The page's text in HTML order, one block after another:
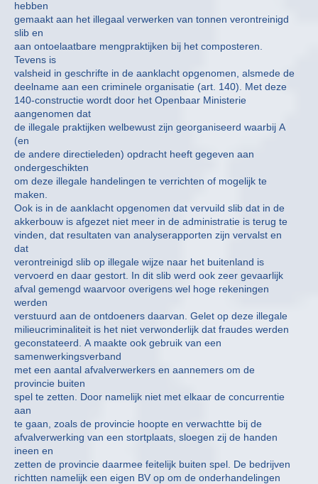
hebben
gemaakt aan het illegaal verwerken van tonnen verontreinigd
slib en
aan ontoelaatbare mengpraktijken bij het composteren.
Tevens is
valsheid in geschrifte in de aanklacht opgenomen, alsmede de
deelname aan een criminele organisatie (art. 140). Met deze
140-constructie wordt door het Openbaar Ministerie
aangenomen dat
de illegale praktijken welbewust zijn georganiseerd waarbij A
(en
de andere directieleden) opdracht heeft gegeven aan
ondergeschikten
om deze illegale handelingen te verrichten of mogelijk te
maken.
Ook is in de aanklacht opgenomen dat vervuild slib dat in de
akkerbouw is afgezet niet meer in de administratie is terug te
vinden, dat resultaten van analyserapporten zijn vervalst en
dat
verontreinigd slib op illegale wijze naar het buitenland is
vervoerd en daar gestort. In dit slib werd ook zeer gevaarlijk
afval gemengd waarvoor overigens wel hoge rekeningen
werden
verstuurd aan de ontdoeners daarvan. Gelet op deze illegale
milieucriminaliteit is het niet verwonderlijk dat fraudes werden
geconstateerd. A maakte ook gebruik van een
samenwerkingsverband
met een aantal afvalverwerkers en aannemers om de
provincie buiten
spel te zetten. Door namelijk niet met elkaar de concurrentie
aan
te gaan, zoals de provincie hoopte en verwachtte bij de
afvalverwerking van een stortplaats, sloegen zij de handen
ineen en
zetten de provincie daarmee feitelijk buiten spel. De bedrijven
richtten namelijk een eigen BV op om de onderhandelingen